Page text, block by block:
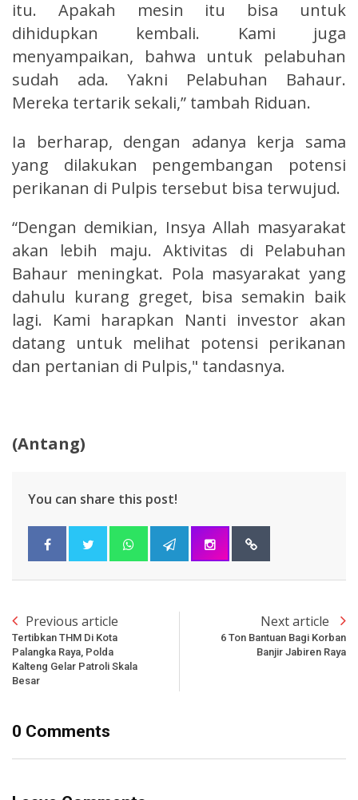
itu. Apakah mesin itu bisa untuk
dihidupkan kembali. Kami juga
menyampaikan, bahwa untuk pelabuhan
sudah ada. Yakni Pelabuhan Bahaur.
Mereka tertarik sekali,” tambah Riduan.
Ia berharap, dengan adanya kerja sama
yang dilakukan pengembangan potensi
perikanan di Pulpis tersebut bisa terwujud.
“Dengan demikian, Insya Allah masyarakat
akan lebih maju. Aktivitas di Pelabuhan
Bahaur meningkat. Pola masyarakat yang
dahulu kurang greget, bisa semakin baik
lagi. Kami harapkan Nanti investor akan
datang untuk melihat potensi perikanan
dan pertanian di Pulpis," tandasnya.
(Antang)
You can share this post!
Previous article
Tertibkan THM Di Kota
Palangka Raya, Polda
Kalteng Gelar Patroli Skala
Besar
Next article
6 Ton Bantuan Bagi Korban
Banjir Jabiren Raya
0 Comments